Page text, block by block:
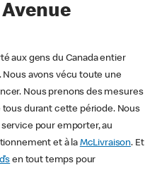
aux gens du Canada entier
avons vécu toute une
Nous prenons des mesures
durant cette période. Nous
pour emporter, au
et à la McLivraison. Et
en tout temps pour